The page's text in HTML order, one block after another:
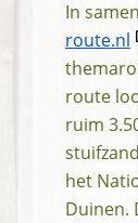
In
route.nl
route
ruim
het
Duinen.